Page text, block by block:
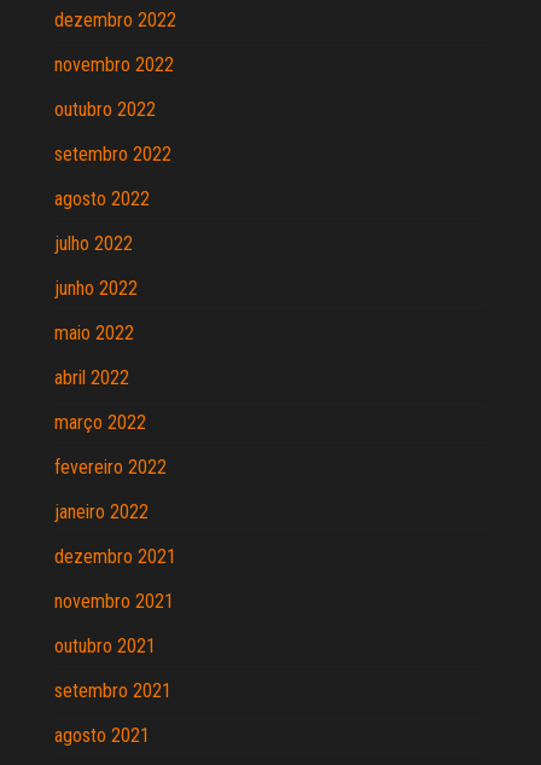
dezembro 2022
novembro 2022
outubro 2022
setembro 2022
agosto 2022
julho 2022
junho 2022
maio 2022
abril 2022
março 2022
fevereiro 2022
janeiro 2022
dezembro 2021
novembro 2021
outubro 2021
setembro 2021
agosto 2021